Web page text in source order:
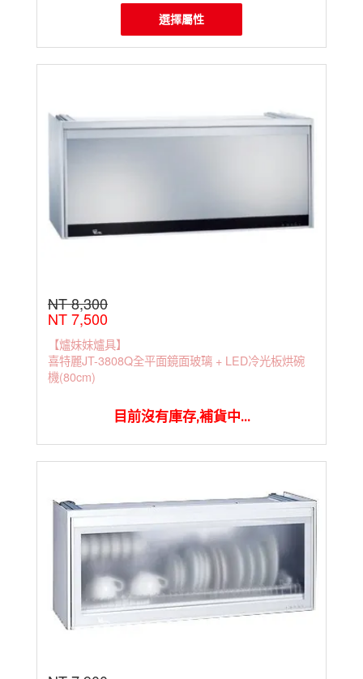
選擇屬性
NT 8,300
NT 7,500
【爐妹妹爐具】
喜特麗JT-3808Q全平面鏡面玻璃 + LED冷光板烘碗
機(80cm)
目前沒有庫存,補貨中...